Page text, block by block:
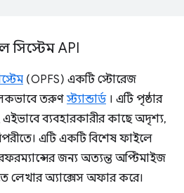
সিস্টেম API
(OPFS) একটি স্টোরেজ
তরুণস্ট্যান্ডার্ড। এটি পৃষ্ঠার
ব্যবহারকারীর কাছে অদৃশ্য,
এটি একটি বিশেষ ফাইলে
জন্য অত্যন্ত অপ্টিমাইজ
লেখার অ্যাক্সেস অফার করে।